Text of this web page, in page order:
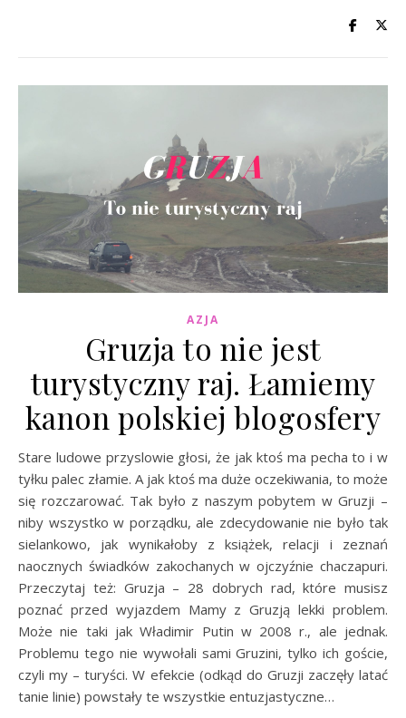
AZJA
Gruzja to nie jest
turystyczny raj. Łamiemy
kanon polskiej blogosfery
Stare ludowe przyslowie głosi, że jak ktoś ma pecha to i w
tyłku palec złamie. A jak ktoś ma duże oczekiwania, to może
się rozczarować. Tak było z naszym pobytem w Gruzji –
niby wszystko w porządku, ale zdecydowanie nie było tak
sielankowo, jak wynikałoby z książek, relacji i zeznań
naocznych świadków zakochanych w ojczyźnie chaczapuri.
Przeczytaj też: Gruzja – 28 dobrych rad, które musisz
poznać przed wyjazdem Mamy z Gruzją lekki problem.
Może nie taki jak Władimir Putin w 2008 r., ale jednak.
Problemu tego nie wywołali sami Gruzini, tylko ich goście,
czyli my – turyści. W efekcie (odkąd do Gruzji zaczęły latać
tanie linie) powstały te wszystkie entuzjastyczne…